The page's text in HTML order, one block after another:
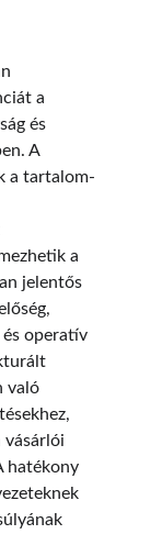
a
és
A
a tartalom-
a
jelentős
operatív
való
vásárlói
hatékony